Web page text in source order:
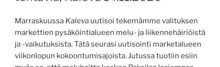
Marraskuussa Kaleva uutisoi tekemämme valituksen
markettien pysäköintialueen melu- ja liikennehäiriöistä
ja -vaikutuksista. Tätä seurasi uutisointi marketalueen
viikonlopun kokoontumisajoista. Jutussa tuotiin esiin